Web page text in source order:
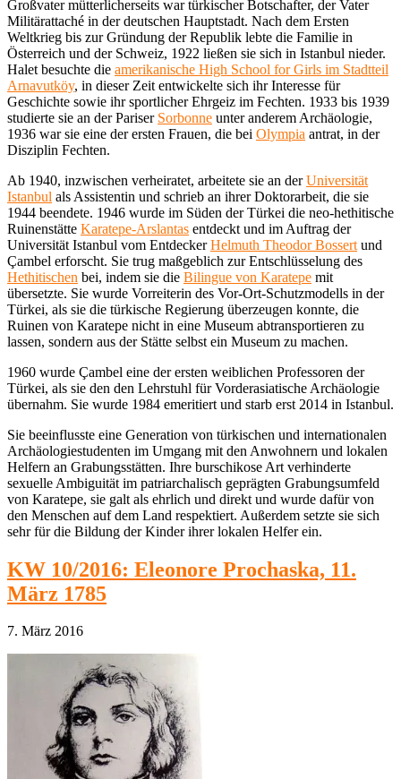
Großvater mütterlicherseits war türkischer Botschafter, der Vater
Militärattaché in der deutschen Hauptstadt. Nach dem Ersten
Weltkrieg bis zur Gründung der Republik lebte die Familie in
Österreich und der Schweiz, 1922 ließen sie sich in Istanbul nieder.
Halet besuchte die amerikanische High School for Girls im Stadtteil
Arnavutköy, in dieser Zeit entwickelte sich ihr Interesse für
Geschichte sowie ihr sportlicher Ehrgeiz im Fechten. 1933 bis 1939
studierte sie an der Pariser Sorbonne unter anderem Archäologie,
1936 war sie eine der ersten Frauen, die bei Olympia antrat, in der
Disziplin Fechten.
Ab 1940, inzwischen verheiratet, arbeitete sie an derUniversität
Istanbul als Assistentin und schrieb an ihrer Doktorarbeit, die sie
1944 beendete. 1946 wurde im Süden der Türkei die neo-hethitische
Ruinenstätte Karatepe-Arslantas entdeckt und im Auftrag der
Universität Istanbul vom EntdeckerHelmuth Theodor Bossert und
Çambel erforscht. Sie trug maßgeblich zur Entschlüsselung des
Hethitischen bei, indem sie die Bilingue von Karatepe mit
übersetzte. Sie wurde Vorreiterin des Vor-Ort-Schutzmodells in der
Türkei, als sie die türkische Regierung überzeugen konnte, die
Ruinen von Karatepe nicht in eine Museum abtransportieren zu
lassen, sondern aus der Stätte selbst ein Museum zu machen.
1960 wurde Çambel eine der ersten weiblichen Professoren der
Türkei, als sie den den Lehrstuhl für Vorderasiatische Archäologie
übernahm. Sie wurde 1984 emeritiert und starb erst 2014 in Istanbul.
Sie beeinflusste eine Generation von türkischen und internationalen
Archäologiestudenten im Umgang mit den Anwohnern und lokalen
Helfern an Grabungsstätten. Ihre burschikose Art verhinderte
sexuelle Ambiguität im patriarchalisch geprägten Grabungsumfeld
von Karatepe, sie galt als ehrlich und direkt und wurde dafür von
den Menschen auf dem Land respektiert. Außerdem setzte sie sich
sehr für die Bildung der Kinder ihrer lokalen Helfer ein.
KW 10/2016: Eleonore Prochaska, 11.
März 1785
7. März 2016